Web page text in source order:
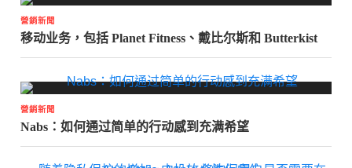
營銷新聞
移动业务，包括 Planet Fitness、戴比尔斯和 Butterkist
營銷新聞
Nabs：如何通过简单的行动感到充满希望